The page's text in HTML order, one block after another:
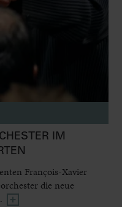
IM
François-Xavier
die neue